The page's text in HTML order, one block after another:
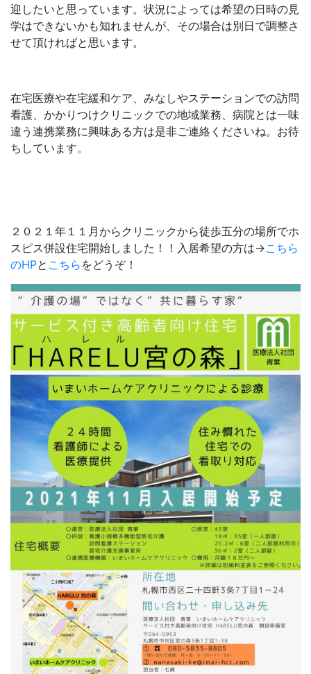
迎したいと思っています。状況によっては希望の日時の見
学はできないかも知れませんが、その場合は別日で調整さ
せて頂ければと思います。
在宅医療や在宅緩和ケア、みなしやステーションでの訪問
看護、かかりつけクリニックでの地域業務、病院とは一味
違う連携業務に興味ある方は是非ご連絡くださいね。お待
ちしています。
２０２１年１１月からクリニックから徒歩五分の場所でホ
スピス併設住宅開始しました！！入居希望の方は→こちら
のHPと こちら をどうぞ！